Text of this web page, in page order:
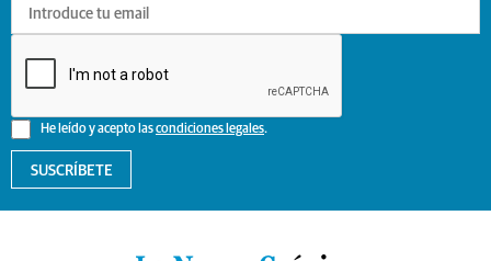
He leído y acepto lascondiciones legales.
SUSCRÍBETE